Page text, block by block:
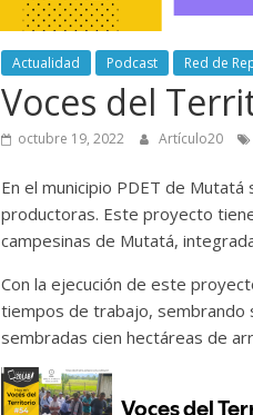
Actualidad Podcast Red de
Voces del
octubre 19, 2022 Artículo20
En el municipio PDET de
productoras. Este proyecto
campesinas de Mutatá,
Con la ejecución de este
tiempos de trabajo, sembrando
sembradas cien hectáreas de